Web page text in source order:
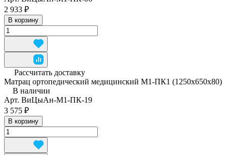
2 933 ₽
В корзину
Рассчитать доставку
Матрац ортопедический медицинский М1-ПК1 (1250x650x80)
В наличии
Арт. ВиЦыАн-М1-ПК-19
3 575 ₽
В корзину